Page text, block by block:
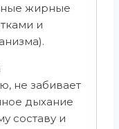
жирные
и
не забивает
дыхание
составу и